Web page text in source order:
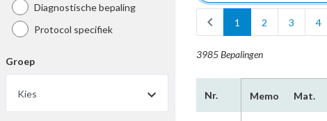
Diagnostische bepaling
Protocol specifiek
Groep
Kies
chevron_left
1 2 3 4
3985 Bepalingen
Nr. Memo Mat.